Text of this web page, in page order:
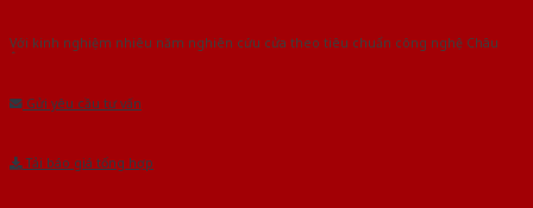
Với kinh nghiệm nhiêu năm nghiên cứu cửa theo tiêu chuẩn công nghệ Châu
Âu.Chúng tôi tự tin là nhà sản xuất & cung cấp hàng đầu tại Việt Nam!
Gửi yêu cầu tư vấn
Tải báo giá tổng hợp